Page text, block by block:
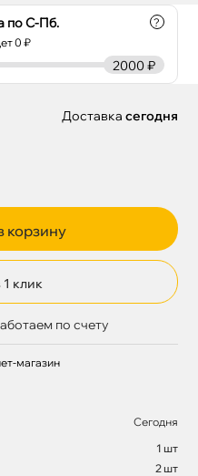
по С-Пб.
0 ₽
?
2000 ₽
Доставка сегодня
корзину
1 клик
по счету
магазин
Сегодня
1 шт
2 шт